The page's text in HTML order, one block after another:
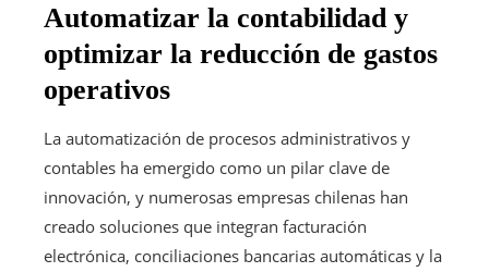
Automatizar la contabilidad y
optimizar la reducción de gastos
operativos
La automatización de procesos administrativos y
contables ha emergido como un pilar clave de
innovación, y numerosas empresas chilenas han
creado soluciones que integran facturación
electrónica, conciliaciones bancarias automáticas y la